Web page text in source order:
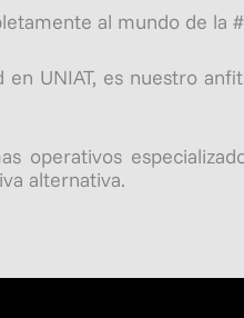
al mundo de la
UNIAT, es nuestro
operativos
alternativa.